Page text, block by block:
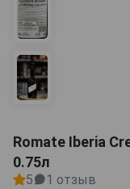
Romate Iberia
0.75л
5 1 отзыв